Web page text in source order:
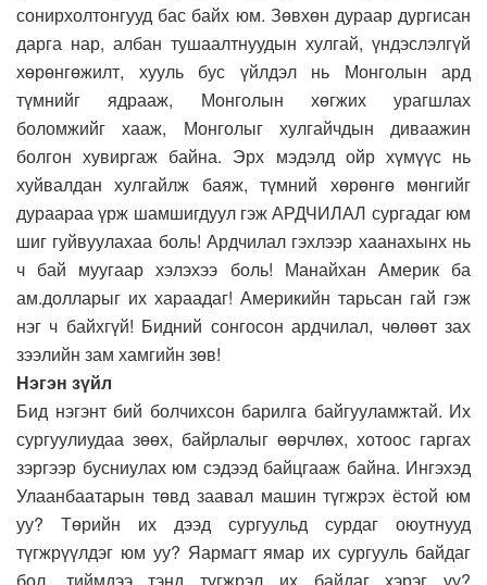
сонирхолтонгууд бас байх юм. Зөвхөн дураар дургисан
дарга нар, албан тушаалтнуудын хулгай, үндэслэлгүй
хөрөнгөжилт, хууль бус үйлдэл нь Монголын ард
түмнийг ядрааж, Монголын хөгжих урагшлах
боломжийг хааж, Монголыг хулгайчдын диваажин
болгон хувиргаж байна. Эрх мэдэлд ойр хүмүүс нь
хуйвалдан хулгайлж баяж, түмний хөрөнгө мөнгийг
дураараа үрж шамшигдуул гэж АРДЧИЛАЛ сургадаг юм
шиг гуйвуулахаа боль! Ардчилал гэхлээр хаанахынх нь
ч бай муугаар хэлэхээ боль! Манайхан Америк ба
ам.долларыг их хараадаг! Америкийн тарьсан гай гэж
нэг ч байхгүй! Бидний сонгосон ардчилал, чөлөөт зах
зээлийн зам хамгийн зөв!
Нэгэн зүйл
Бид нэгэнт бий болчихсон барилга байгууламжтай. Их
сургуулиудаа зөөх, байрлалыг өөрчлөх, хотоос гаргах
зэргээр бусниулах юм сэдээд байцгааж байна. Ингэхэд
Улаанбаатарын төвд заавал машин түгжрэх ёстой юм
уу? Төрийн их дээд сургуульд сурдаг оюутнууд
түгжрүүлдэг юм уу? Яармагт ямар их сургууль байдаг